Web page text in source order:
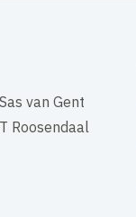
van Gent
Roosendaal